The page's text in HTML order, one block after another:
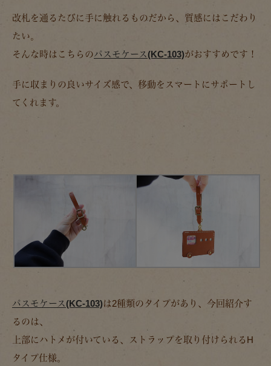
改札を通るたびに手に触れるものだから、質感にはこだわり
たい。
そんな時はこちらのパスモケース(KC-103)がおすすめです！
手に収まりの良いサイズ感で、移動をスマートにサポートし
てくれます。
パスモケース(KC-103)は2種類のタイプがあり、今回紹介す
るのは、
上部にハトメが付いている、ストラップを取り付けられるH
タイプ仕様。